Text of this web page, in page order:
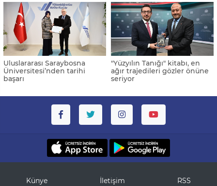
Uluslararası Saraybosna
Üniversitesi’nden tarihi
başarı
"Yüzyılın Tanığı" kitabı, en
ağır trajedileri gözler önüne
seriyor
Künye İletişim
RSS